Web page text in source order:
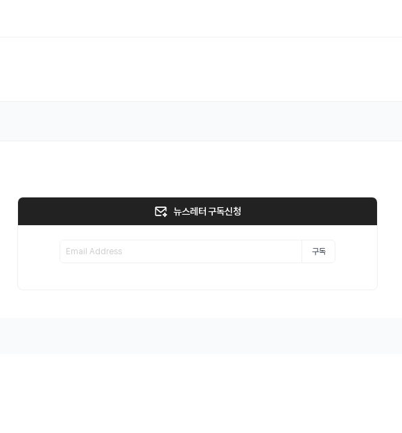
뉴스레터 구독신청
구독